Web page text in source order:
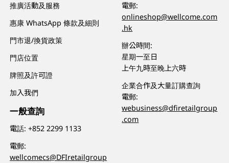
推廣活動及服務
惠康 WhatsApp 條款及細則
門市退/換貨政策
門店位置
牌照及許可證
加入我們
一般查詢
電話:+852 2299 1133
電郵:
wellcomecs@DFIretailgroup
電郵:
onlineshop@wellcome.com
.hk
辦公時間:
星期一至日
上午九時至晚上六時
企業合作及大量訂購查詢
電郵:
webusiness@dfiretailgroup
.com